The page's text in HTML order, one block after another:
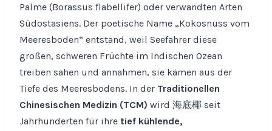
Palme (Borassus flabellifer) oder verwandten Arten
Südostasiens. Der poetische Name „Kokosnuss vom
Meeresboden“ entstand, weil Seefahrer diese
großen, schweren Früchte im Indischen Ozean
treiben sahen und annahmen, sie kämen aus der
Tiefe des Meeresbodens. In der Traditionellen
Chinesischen Medizin (TCM) wird 海底椰 seit
Jahrhunderten für ihre tief kühlende,